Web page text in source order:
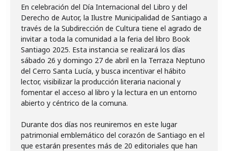
En celebración del Día Internacional del Libro y del
Derecho de Autor, la Ilustre Municipalidad de Santiago a
través de la Subdirección de Cultura tiene el agrado de
invitar a toda la comunidad a la feria del libro Book
Santiago 2025. Esta instancia se realizará los días
sábado 26 y domingo 27 de abril en la Terraza Neptuno
del Cerro Santa Lucía, y busca incentivar el hábito
lector, visibilizar la producción literaria nacional y
fomentar el acceso al libro y la lectura en un entorno
abierto y céntrico de la comuna.
Durante dos días nos reuniremos en este lugar
patrimonial emblemático del corazón de Santiago en el
que estarán presentes más de 20 editoriales que han